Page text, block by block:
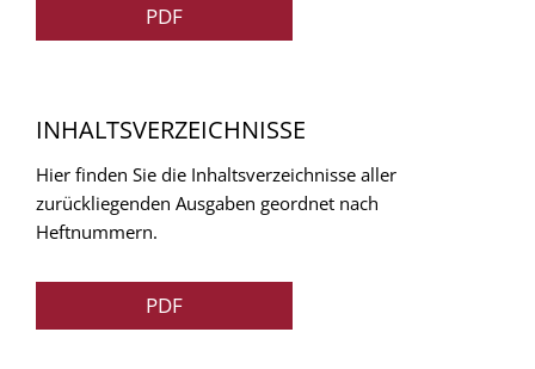
PDF
INHALTSVERZEICHNISSE
Hier finden Sie die Inhaltsverzeichnisse aller
zurückliegenden Ausgaben geordnet nach
Heftnummern.
PDF